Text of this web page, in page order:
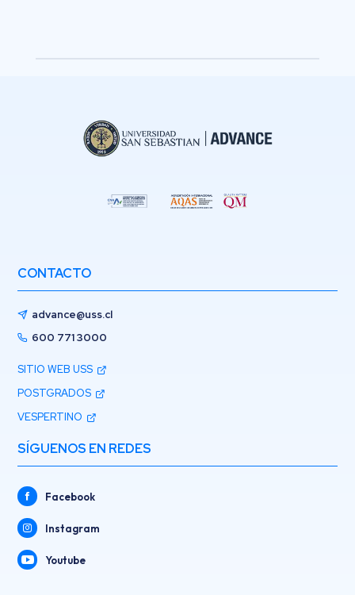
CONTACTO
advance@uss.cl
600 771 3000
SITIO WEB USS
POSTGRADOS
VESPERTINO
SÍGUENOS EN REDES
Facebook
Instagram
Youtube